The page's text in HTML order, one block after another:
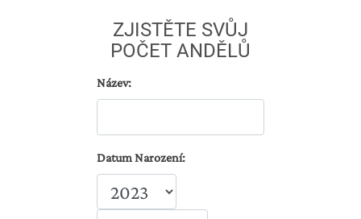
ZJISTĚTE SVŮJ
POČET ANDĚLŮ
Název:
Datum Narození: